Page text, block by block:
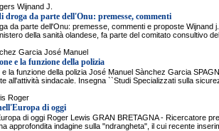
Wijnand J.
droga da parte dell'Onu: premesse, commenti
da parte dell'Onu: premesse, commenti e proposte Wijnand
della sanità olandese, fa parte del comitato consultivo
Garcia José Manuel
e la funzione della polizia
la funzione della polizia José Manuel Sànchez Garcia
all'attività sindacale. Insegna ``Studi Specializzati sulla
Roger
di oggi
di oggi Roger Lewis GRAN BRETAGNA - Ricercatore
approfondita indagine sulla "ndrangheta", il cui recente